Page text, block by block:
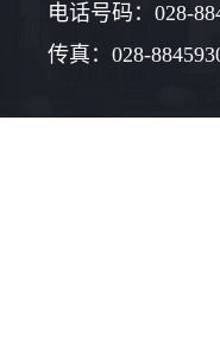
电话号码：028-
传真：028-